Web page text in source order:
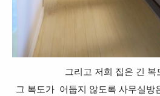
그리고 저희 집은 긴 복
그 복도가 어둡지 않도록 사무실방